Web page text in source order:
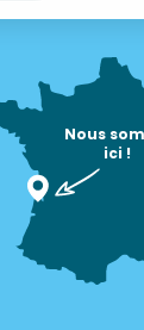
Nous
ici !